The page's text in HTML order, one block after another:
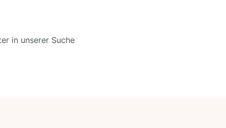
in unserer Suche